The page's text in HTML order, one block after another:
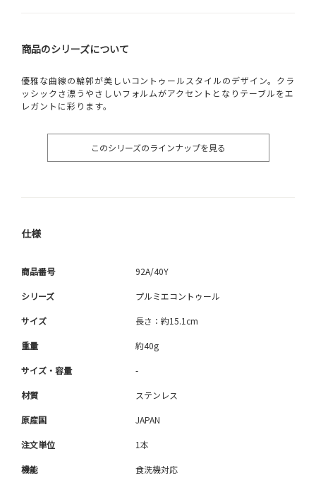
商品のシリーズについて
優雅な曲線の輪郭が美しいコントゥールスタイルのデザイン。クラ
ッシックさ漂うやさしいフォルムがアクセントとなりテーブルをエ
レガントに彩ります。
このシリーズのラインナップを見る
仕様
商品番号 92A/40Y
シリーズ プルミエコントゥール
サイズ 長さ：約15.1cm
重量 約40g
サイズ・容量 -
材質 ステンレス
原産国 JAPAN
注文単位 1本
機能 食洗機対応